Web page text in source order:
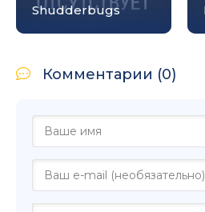
Shudderbugs
Комментарии (0)